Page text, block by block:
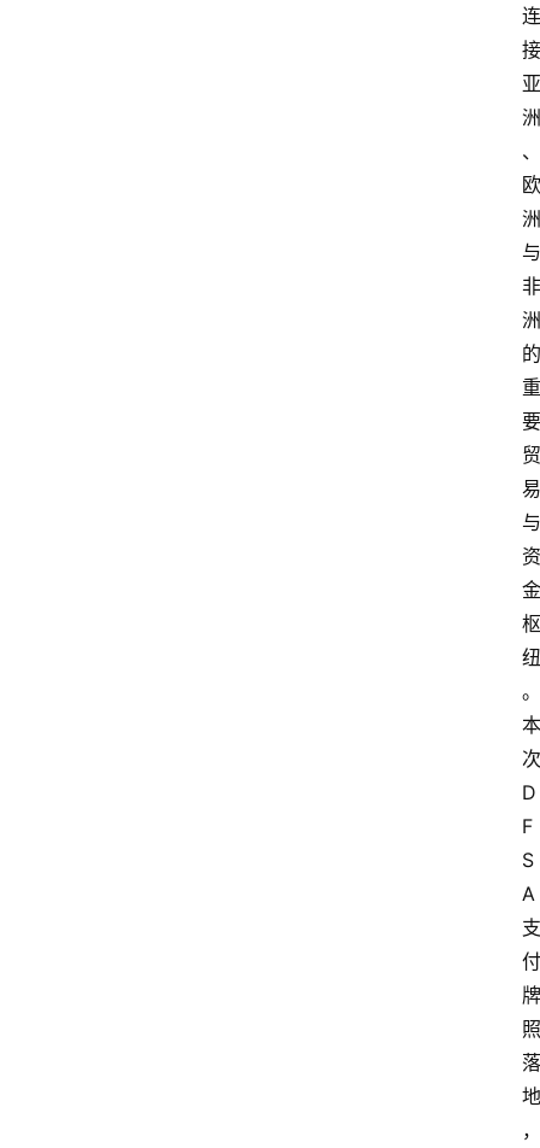
连
接
亚
洲
、
欧
洲
与
非
洲
的
重
要
贸
易
与
资
金
枢
纽
。
本
次
D
F
S
A
支
付
牌
照
落
地
，